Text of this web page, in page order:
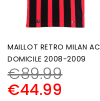
MAILLOT RETRO MILAN AC
DOMICILE 2008-2009
€89.99
€44.99